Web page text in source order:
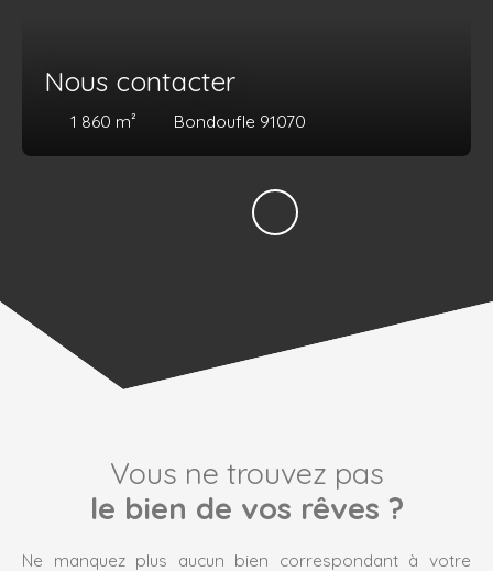
Nous contacter
1 860 m² Bondoufle 91070
Vous ne trouvez pas
le bien de vos rêves ?
Ne manquez plus aucun bien correspondant à votre